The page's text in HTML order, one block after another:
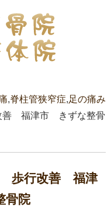
,脊柱管狭窄症,足の痛み
善 福津市 きずな整骨
歩行改善 福津
院